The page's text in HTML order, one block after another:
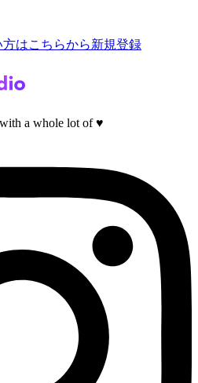
はこちらから新規登録
a whole lot of ♥